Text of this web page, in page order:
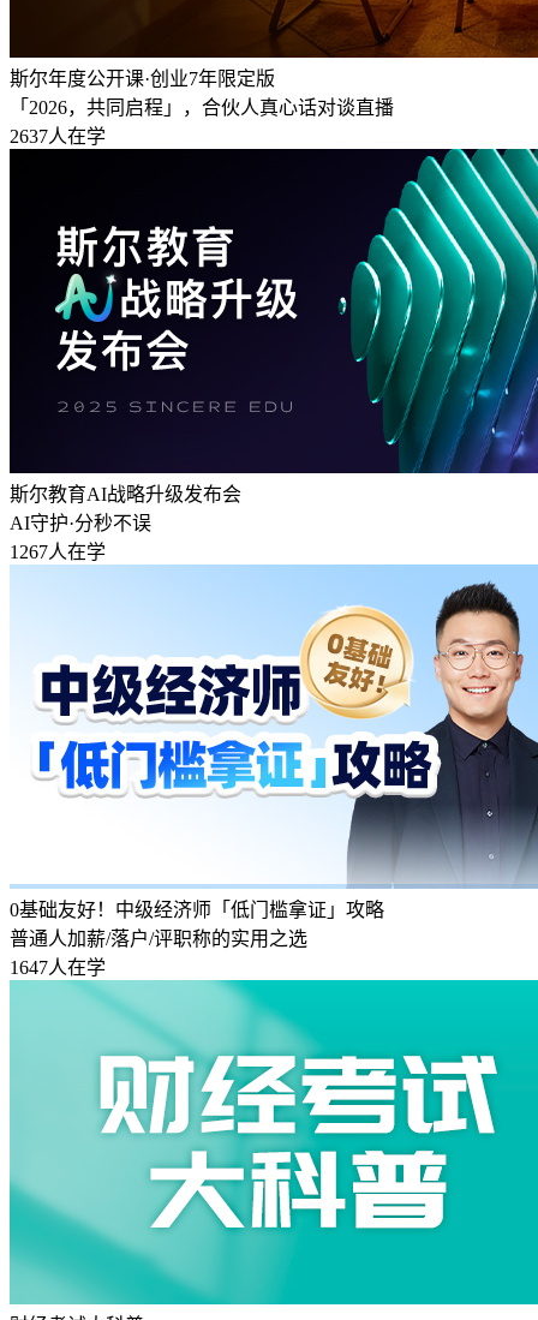
斯尔年度公开课·创业7年限定版
「2026，共同启程」，合伙人真心话对谈直播
2637人在学
斯尔教育AI战略升级发布会
AI守护·分秒不误
1267人在学
0基础友好！中级经济师「低门槛拿证」攻略
普通人加薪/落户/评职称的实用之选
1647人在学